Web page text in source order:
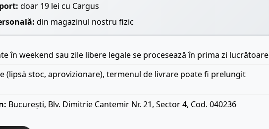
doar 19 lei cu Cargus
din magazinul nostru fizic
în weekend sau zile libere legale se procesează în prima zi lucrătoare
(lipsă stoc, aprovizionare), termenul de livrare poate fi prelungit
București, Blv. Dimitrie Cantemir Nr. 21, Sector 4, Cod. 040236